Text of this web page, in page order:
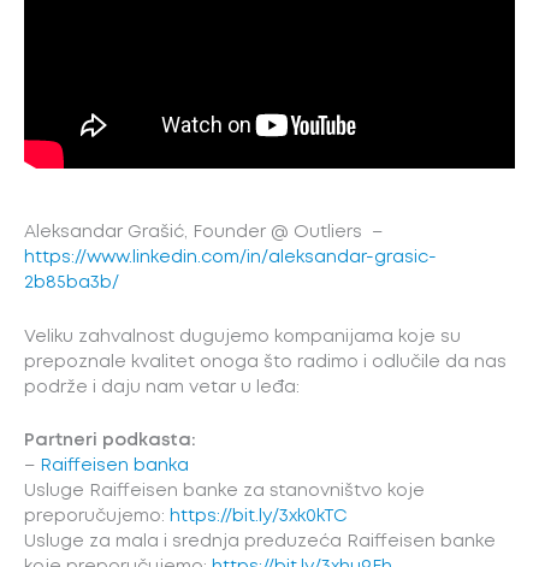
Aleksandar Grašić, Founder @ Outliers –
https://www.linkedin.com/in/aleksandar-grasic-
2b85ba3b/
Veliku zahvalnost dugujemo kompanijama koje su
prepoznale kvalitet onoga što radimo i odlučile da nas
podrže i daju nam vetar u leđa:
Partneri podkasta:
– Raiffeisen banka
Usluge Raiffeisen banke za stanovništvo koje
preporučujemo: https://bit.ly/3xk0kTC
Usluge za mala i srednja preduzeća Raiffeisen banke